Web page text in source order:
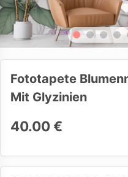
Fototapete
Mit Glyzinien
40.00 €